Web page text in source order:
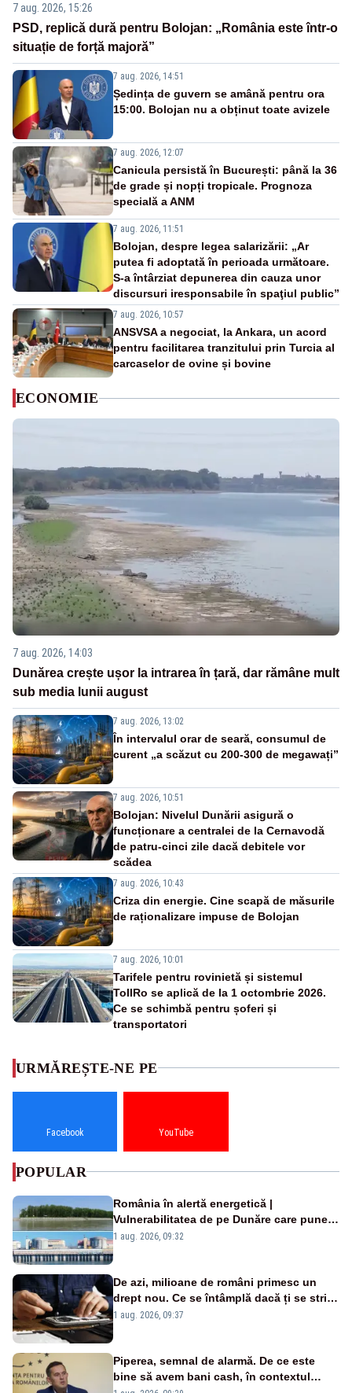
7 aug. 2026, 15:26
PSD, replică dură pentru Bolojan: „România este într-o
situație de forță majoră”
7 aug. 2026, 14:51
Ședința de guvern se amână pentru ora
15:00. Bolojan nu a obținut toate avizele
7 aug. 2026, 12:07
Canicula persistă în București: până la 36
de grade și nopți tropicale. Prognoza
specială a ANM
7 aug. 2026, 11:51
Bolojan, despre legea salarizării: „Ar
putea fi adoptată în perioada următoare.
S-a întârziat depunerea din cauza unor
discursuri iresponsabile în spaţiul public”
7 aug. 2026, 10:57
ANSVSA a negociat, la Ankara, un acord
pentru facilitarea tranzitului prin Turcia al
carcaselor de ovine și bovine
ECONOMIE
7 aug. 2026, 14:03
Dunărea crește ușor la intrarea în țară, dar rămâne mult
sub media lunii august
7 aug. 2026, 13:02
În intervalul orar de seară, consumul de
curent „a scăzut cu 200-300 de megawați”
7 aug. 2026, 10:51
Bolojan: Nivelul Dunării asigură o
funcționare a centralei de la Cernavodă
de patru-cinci zile dacă debitele vor
scădea
7 aug. 2026, 10:43
Criza din energie. Cine scapă de măsurile
de raționalizare impuse de Bolojan
7 aug. 2026, 10:01
Tarifele pentru rovinietă și sistemul
TollRo se aplică de la 1 octombrie 2026.
Ce se schimbă pentru șoferi și
transportatori
URMĂREȘTE-NE PE
Facebook YouTube
POPULAR
România în alertă energetică |
Vulnerabilitatea de pe Dunăre care pune
în pericol Centrala Cernavodă era
1 aug. 2026, 09:32
De azi, milioane de români primesc un
drept nou. Ce se întâmplă dacă ți se strică
un produs
1 aug. 2026, 09:37
Piperea, semnal de alarmă. De ce este
bine să avem bani cash, în contextul